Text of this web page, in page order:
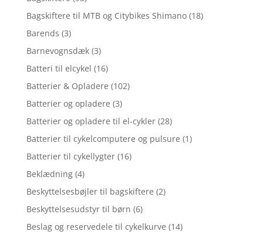
Bagskiftere til MTB og Citybikes Shimano (18)
Barends (3)
Barnevognsdæk (3)
Batteri til elcykel (16)
Batterier & Opladere (102)
Batterier og opladere (3)
Batterier og opladere til el-cykler (28)
Batterier til cykelcomputere og pulsure (1)
Batterier til cykellygter (16)
Beklædning (4)
Beskyttelsesbøjler til bagskiftere (2)
Beskyttelsesudstyr til børn (6)
Beslag og reservedele til cykelkurve (14)